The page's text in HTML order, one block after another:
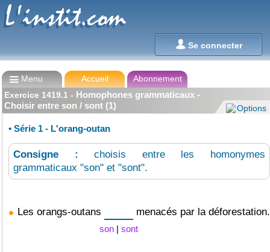
Se connecter
L'instit.com
L'instit.com
Menu Accueil
Abonnement
Exercice 1419.1 - Homophones grammaticaux -
Choisir entre son / sont (1)
Options
• Série 1 - L'orang-outan
Consigne :choisis entre les homonymes
grammaticaux "son" et "sont".
Les orangs-outans
son | sont
menacés par la déforestation.